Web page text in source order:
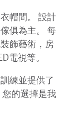
帽間。 設計
俱為主。 每
飾藝術，房
電視等。
練並提供了
的選擇是我